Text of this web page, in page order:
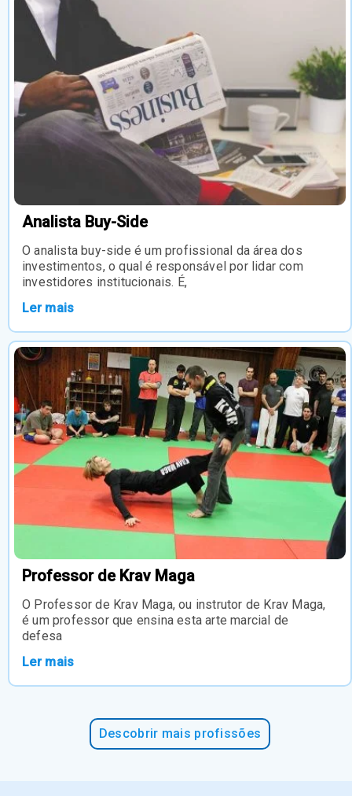
Analista Buy-Side
O analista buy-side é um profissional da área dos
investimentos, o qual é responsável por lidar com
investidores institucionais. É,
Ler mais
Professor de Krav Maga
O Professor de Krav Maga, ou instrutor de Krav Maga,
é um professor que ensina esta arte marcial de
defesa
Ler mais
Descobrir mais profissões